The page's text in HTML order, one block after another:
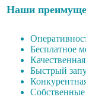
Наши
Бесплатное
Быстрый